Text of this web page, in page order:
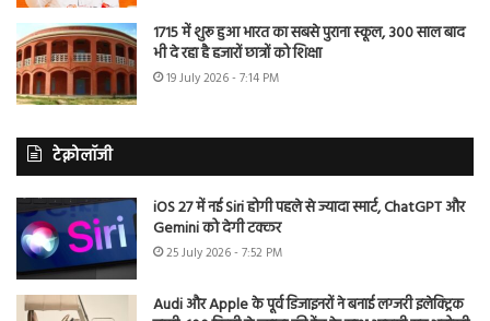
1715 में शुरू हुआ भारत का सबसे पुराना स्कूल, 300 साल बाद
भी दे रहा है हजारों छात्रों को शिक्षा
19 July 2026 - 7:14 PM
टेक्नोलॉजी
iOS 27 में नई Siri होगी पहले से ज्यादा स्मार्ट, ChatGPT और
Gemini को देगी टक्कर
25 July 2026 - 7:52 PM
Audi और Apple के पूर्व डिजाइनरों ने बनाई लग्जरी इलेक्ट्रिक